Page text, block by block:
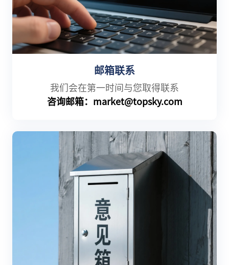
邮箱联系
我们会在第一时间与您取得联系
咨询邮箱： market@topsky.com